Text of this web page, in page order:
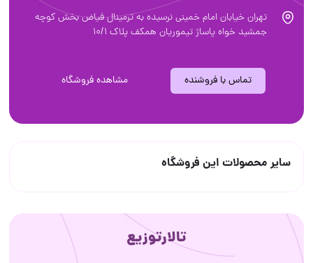
تهران خیابان امام خمینی نرسیده به ترمینال فیاض بخش کوچه
جمشید خواه پاساژ تیموریان همکف پلاک 10/1
تماس با فروشنده مشاهده فروشگاه
سایر محصولات این فروشگاه
تالارتوزیع